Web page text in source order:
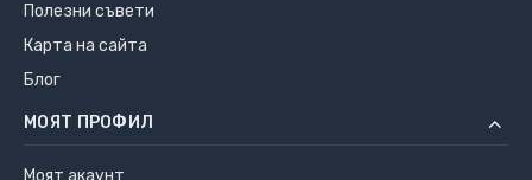
Полезни съвети
Карта на сайта
Блог
МОЯТ ПРОФИЛ
Моят акаунт